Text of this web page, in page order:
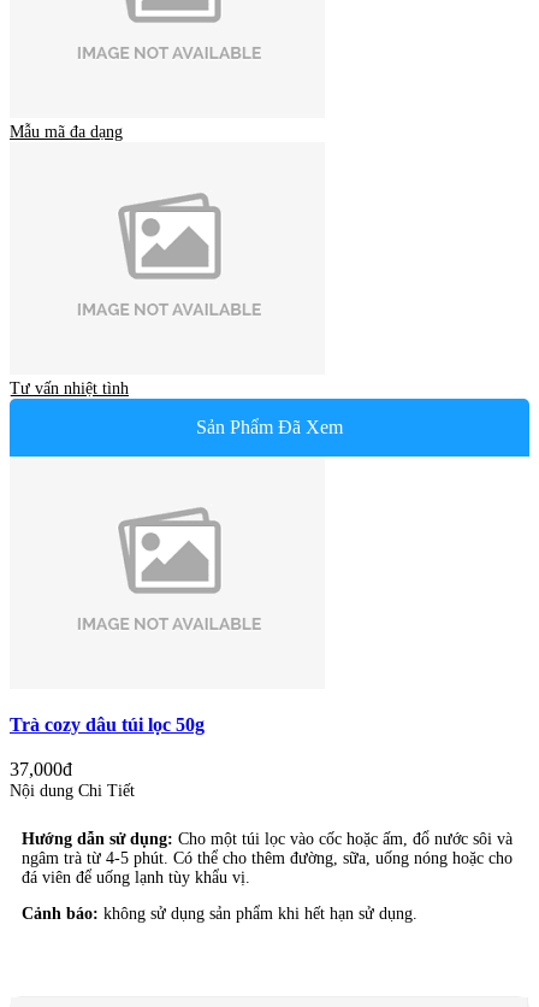
Mẫu mã đa dạng
Tư vấn nhiệt tình
Sản Phẩm Đã Xem
Trà cozy dâu túi lọc 50g
37,000đ
Nội dung Chi Tiết
Hướng dẫn sử dụng: Cho một túi lọc vào cốc hoặc ấm, đổ nước sôi và
ngâm trà từ 4-5 phút. Có thể cho thêm đường, sữa, uống nóng hoặc cho
đá viên để uống lạnh tùy khẩu vị.
Cảnh báo: không sử dụng sản phẩm khi hết hạn sử dụng.